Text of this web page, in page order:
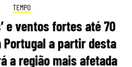
TEMPO
e ventos fortes até 70
a partir desta
a região mais afetada